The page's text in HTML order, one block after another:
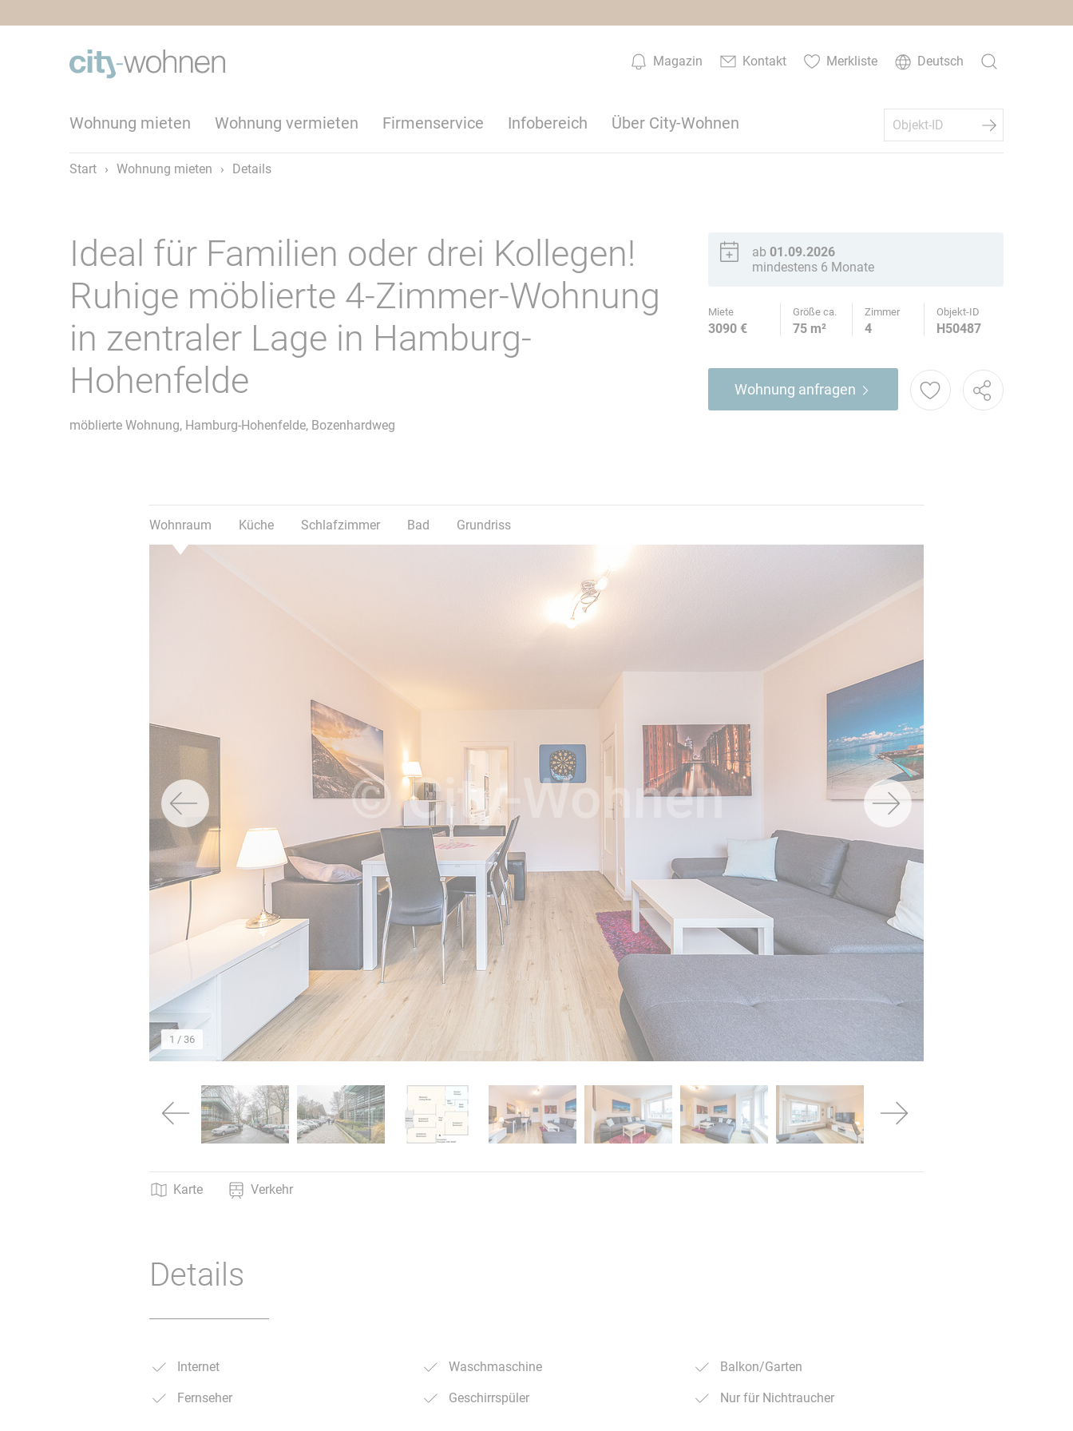
Magazin Kontakt Merkliste Deutsch
Wohnung mieten Wohnung vermieten Firmenservice Infobereich Über City-Wohnen
Start › Wohnung mieten › Details
Ideal für Familien oder drei Kollegen!
Ruhige möblierte 4-Zimmer-Wohnung
in zentraler Lage in Hamburg-
Hohenfelde
möblierte Wohnung, Hamburg-Hohenfelde, Bozenhardweg
Wohnraum Küche Schlafzimmer Bad Grundriss
1 / 36
→
ab 01.09.2026
mindestens 6 Monate
Miete Größe ca. Zimmer Objekt-ID
3090 € 75 m² 4 H50487
Wohnung anfragen
Karte Verkehr
Details
Internet
Fernseher
Waschmaschine
Geschirrspüler
Balkon/Garten
Nur für Nichtraucher